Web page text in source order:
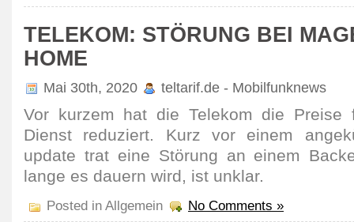
TELEKOM: STÖRUNG BEI
HOME
Mai 30th, 2020 teltarif.de - Mobilfunknews
Vor kurzem hat die Telekom die Preise
Dienst redu­ziert. Kurz vor einem
update trat eine Störung an einem
lange es dauern wird, ist unklar.
Posted in Allgemein No Comments »